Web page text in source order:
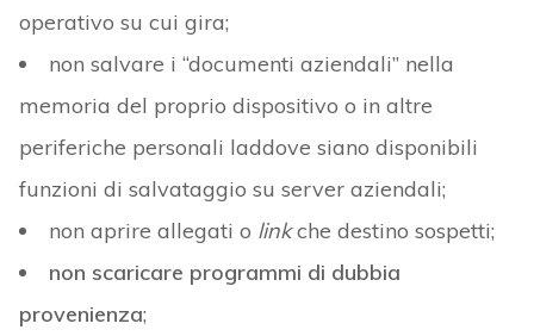
operativo su cui gira;
non salvare i “documenti aziendali” nella
memoria del proprio dispositivo o in altre
periferiche personali laddove siano disponibili
funzioni di salvataggio su server aziendali;
non aprire allegati o linkche destino sospetti;
non scaricare programmi di dubbia
provenienza;